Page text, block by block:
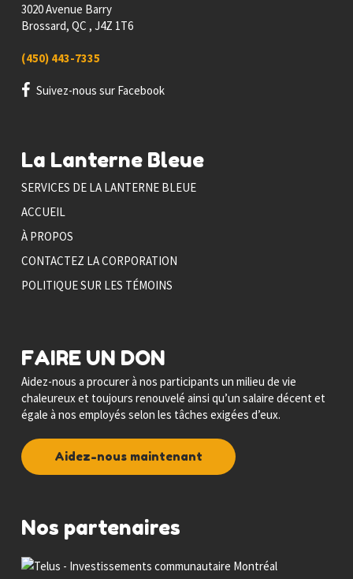
3020 Avenue Barry
Brossard, QC , J4Z 1T6
(450) 443-7335
Suivez-nous sur Facebook
La Lanterne Bleue
SERVICES DE LA LANTERNE BLEUE
ACCUEIL
À PROPOS
CONTACTEZ LA CORPORATION
POLITIQUE SUR LES TÉMOINS
FAIRE UN DON
Aidez-nous a procurer à nos participants un milieu de vie
chaleureux et toujours renouvelé ainsi qu’un salaire décent et
égale à nos employés selon les tâches exigées d’eux.
Aidez-nous maintenant
Nos partenaires